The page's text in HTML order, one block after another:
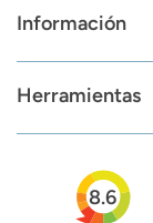
Información
Herramientas
8.6